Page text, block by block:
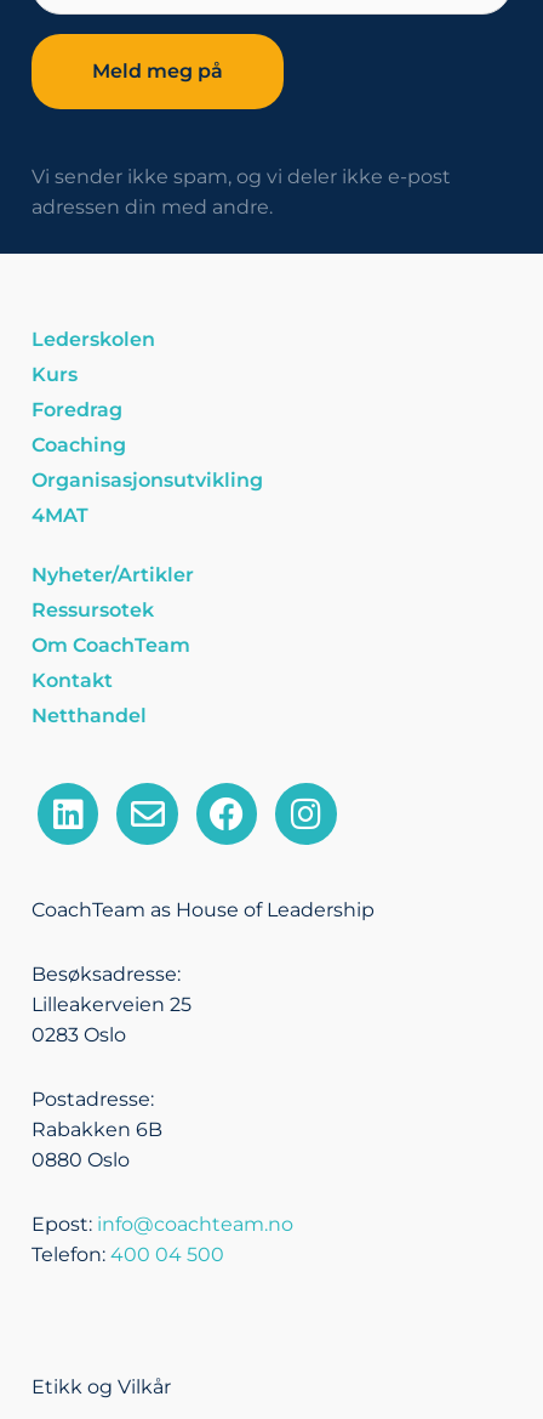
Vi sender ikke spam, og vi deler ikke e-post
adressen din med andre.
Lederskolen
Kurs
Foredrag
Coaching
Organisasjonsutvikling
4MAT
Nyheter/Artikler
Ressursotek
Om CoachTeam
Kontakt
Netthandel
L
i
k
d
i
n
E
n
e
o
p
F
a
e
I
n
t
CoachTeam as House of Leadership
Besøksadresse:
Lilleakerveien 25
0283 Oslo
Postadresse:
Rabakken 6B
0880 Oslo
Epost: info@coachteam.no
Telefon: 400 04 500
Etikk og Vilkår